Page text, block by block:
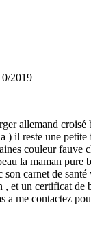
2019
allemand croisé
) il reste une petite
couleur fauve
la maman pure
carnet de
et un certificat de
a me contactez